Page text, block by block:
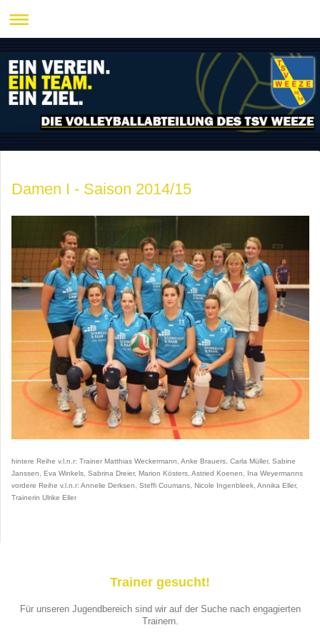
Damen I - Saison 2014/15
hintere Reihe v.l.n.r: Trainer Matthias Weckermann, Anke Brauers, Carla Müller, Sabine
Janssen, Eva Winkels, Sabrina Dreier, Marion Kösters, Astried Koenen, Ina Weyermanns
vordere Reihe v.l.n.r: Annelie Derksen, Steffi Coumans, Nicole Ingenbleek, Annika Eller,
Trainerin Ulrike Eller
Trainer gesucht!
Für unseren Jugendbereich sind wir auf der Suche nach engagierten
Trainern.